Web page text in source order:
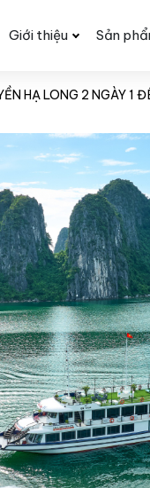
Giới thiệu Sản
HẠ LONG 2 NGÀY 1